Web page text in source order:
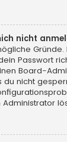
nicht
Gründe.
Passwort
Board-
du nicht